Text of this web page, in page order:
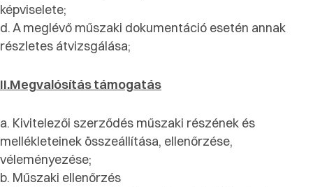
képviselete;
d. A meglévő műszaki dokumentáció esetén annak
részletes átvizsgálása;
II.Megvalósítás támogatás
a. Kivitelezői szerződés műszaki részének és
mellékleteinek összeállítása, ellenőrzése,
véleményezése;
b. Műszaki ellenőrzés